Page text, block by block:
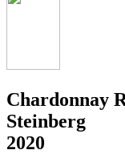
Chardonnay
Steinberg
2020